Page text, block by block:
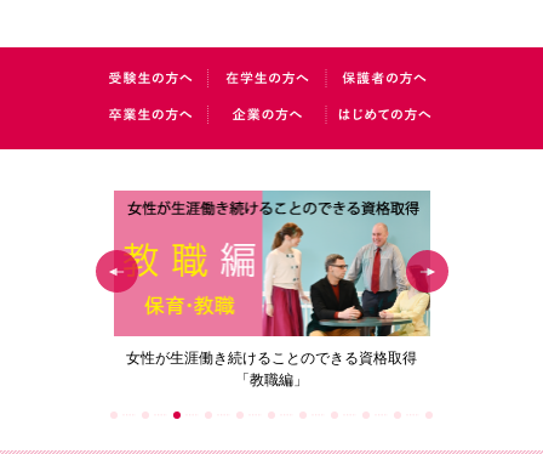
女性が生涯働き続けることのできる資格取得
「教職編」